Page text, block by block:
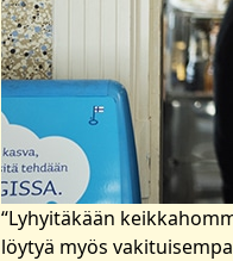
“Lyhyitäkään
löytyä myös